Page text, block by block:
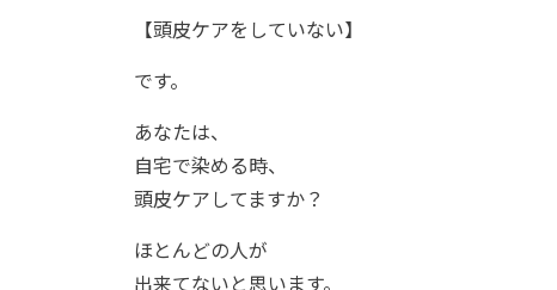
【頭皮ケアをしていない】
です。
あなたは、
自宅で染める時、
頭皮ケアしてますか？
ほとんどの人が
出来てないと思います。